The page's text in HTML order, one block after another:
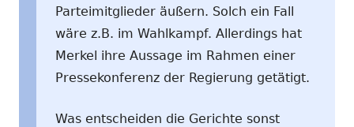
Parteimitglieder äußern. Solch ein Fall
wäre z.B. im Wahlkampf. Allerdings hat
Merkel ihre Aussage im Rahmen einer
Pressekonferenz der Regierung getätigt.
Was entscheiden die Gerichte sonst